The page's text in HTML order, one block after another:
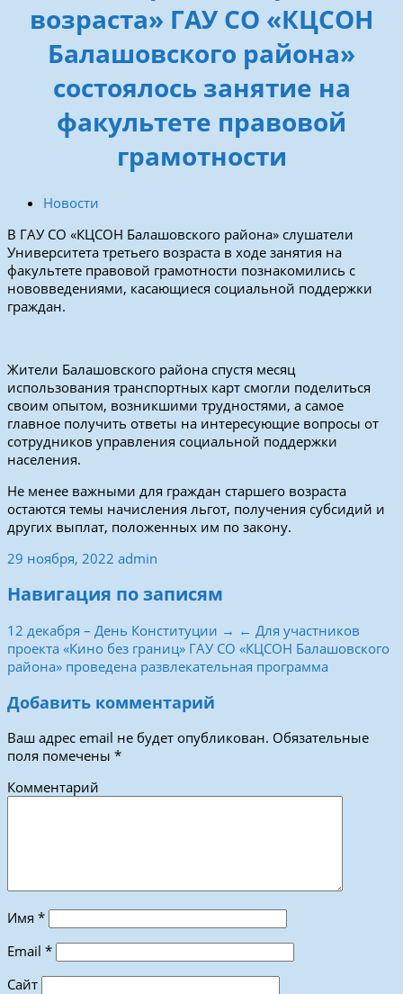
возраста» ГАУ СО «КЦСОН
Балашовского района»
состоялось занятие на
факультете правовой
грамотности
Новости
В ГАУ СО «КЦСОН Балашовского района» слушатели
Университета третьего возраста в ходе занятия на
факультете правовой грамотности познакомились с
нововведениями, касающиеся социальной поддержки
граждан.
Жители Балашовского района спустя месяц
использования транспортных карт смогли поделиться
своим опытом, возникшими трудностями, а самое
главное получить ответы на интересующие вопросы от
сотрудников управления социальной поддержки
населения.
Не менее важными для граждан старшего возраста
остаются темы начисления льгот, получения субсидий и
других выплат, положенных им по закону.
29 ноября, 2022 admin
Навигация по записям
12 декабря – День Конституции → ← Для участников
проекта «Кино без границ» ГАУ СО «КЦСОН Балашовского
района» проведена развлекательная программа
Добавить комментарий
Ваш адрес email не будет опубликован. Обязательные
поля помечены *
Комментарий
Имя *
Email *
Сайт